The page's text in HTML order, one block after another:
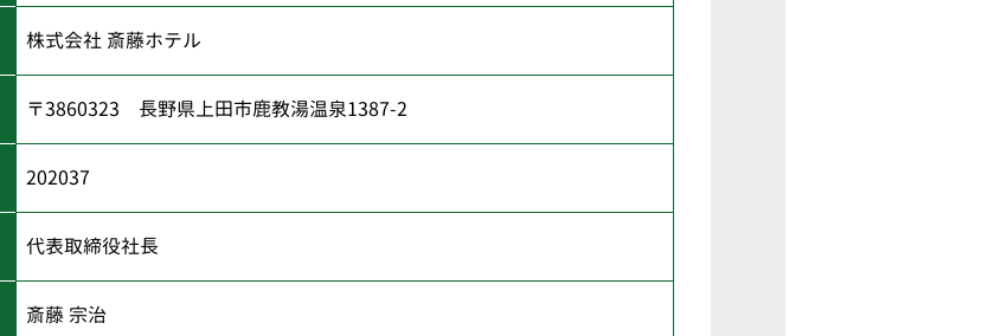
株式会社 斎藤ホテル
〒3860323 長野県上田市鹿教湯温泉1387-2
202037
代表取締役社長
斎藤 宗治